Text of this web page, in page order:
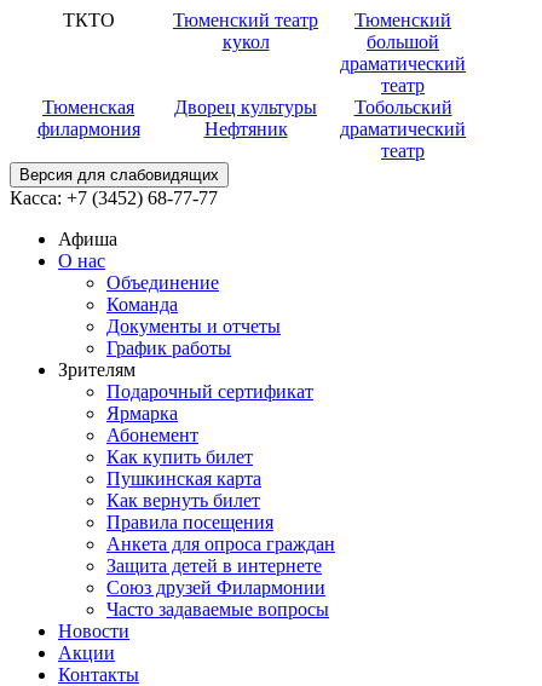
ТКТО
Тюменский театр
кукол
Тюменский
большой
драматический
театр
Тюменская
филармония
Дворец культуры
Нефтяник
Тобольский
драматический
театр
Версия для слабовидящих
Касса: +7 (3452) 68-77-77
Афиша
О нас
Объединение
Команда
Документы и отчеты
График работы
Зрителям
Подарочный сертификат
Ярмарка
Абонемент
Как купить билет
Пушкинская карта
Как вернуть билет
Правила посещения
Анкета для опроса граждан
Защита детей в интернете
Союз друзей Филармонии
Часто задаваемые вопросы
Новости
Акции
Контакты